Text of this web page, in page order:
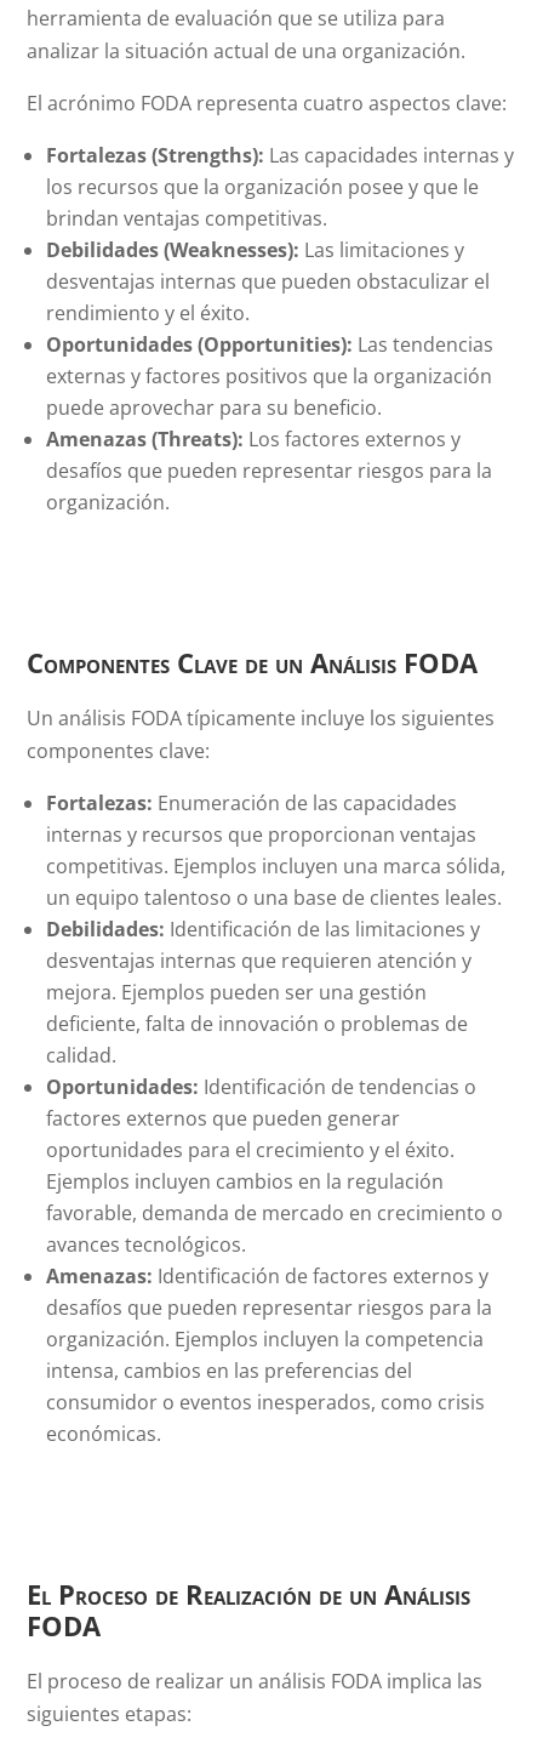
herramienta de evaluación que se utiliza para
analizar la situación actual de una organización.
El acrónimo FODA representa cuatro aspectos clave:
Fortalezas (Strengths): Las capacidades internas y
los recursos que la organización posee y que le
brindan ventajas competitivas.
Debilidades (Weaknesses): Las limitaciones y
desventajas internas que pueden obstaculizar el
rendimiento y el éxito.
Oportunidades (Opportunities): Las tendencias
externas y factores positivos que la organización
puede aprovechar para su beneficio.
Amenazas (Threats): Los factores externos y
desafíos que pueden representar riesgos para la
organización.
Componentes Clave de un Análisis FODA
Un análisis FODA típicamente incluye los siguientes
componentes clave:
Fortalezas: Enumeración de las capacidades
internas y recursos que proporcionan ventajas
competitivas. Ejemplos incluyen una marca sólida,
un equipo talentoso o una base de clientes leales.
Debilidades: Identificación de las limitaciones y
desventajas internas que requieren atención y
mejora. Ejemplos pueden ser una gestión
deficiente, falta de innovación o problemas de
calidad.
Oportunidades: Identificación de tendencias o
factores externos que pueden generar
oportunidades para el crecimiento y el éxito.
Ejemplos incluyen cambios en la regulación
favorable, demanda de mercado en crecimiento o
avances tecnológicos.
Amenazas: Identificación de factores externos y
desafíos que pueden representar riesgos para la
organización. Ejemplos incluyen la competencia
intensa, cambios en las preferencias del
consumidor o eventos inesperados, como crisis
económicas.
El Proceso de Realización de un Análisis
FODA
El proceso de realizar un análisis FODA implica las
siguientes etapas: